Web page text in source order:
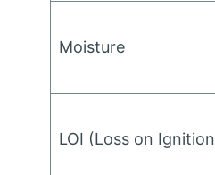
Moisture
LOI (Loss on Ignition